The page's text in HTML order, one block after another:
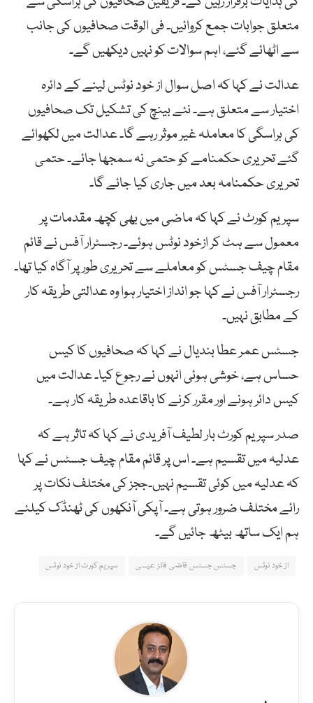
متعلق جوابات جمع کروائیں۔ فی الوقت صحافیوں کی جانب
سے اٹھائے گئے، اہم سوالات کو نہیں دیکھیں گے۔
عدالت نے کہا کہ اصل سوال از خود نوٹس لینے کے دائرہ
اختیار سے متعلق ہے۔ نئے بینچ کی تشکیل تک صحافیوں
کی ہراسگی کا معاملہ غیر موثر رہے گا۔ عدالت میں لکھوائے
گئے تحریری حکمنامے کو حتمی نہ سمجھا جائے۔ حتمی
تحریری حکمنامہ بعد میں جاری کیا جائے گا۔
سپریم کورٹ نے کہا کہ ماضی میں بھی کچھ مقدمات پر
معمول سے ہٹ کر ازخود نوٹس ہوئے۔ رجسٹرار آفس نے قائم
مقام چیف جسٹس کو معاملے سے تحریری طور پر آگاہ کیا تھا۔
رجسٹرار آفس نے کہا جو انداز اختیار ہوا وہ عدالتی طریقہ کار
کے مطابق نہیں۔
جسٹس عمر عطا بندیال نے کہا کہ صحافیوں کا کیس
حساس ہے، خوشی ہوئی انہوں نے رجوع کیا۔ عدالت میں
کیس دائر ہونے اور مقرر کرنے کا باقاعدہ طریقہ کار ہے۔
صدر سپریم کورٹ بار لطیف آفریدی نے کہا کہ تاثر ہے کہ
عدلیہ میں تقسیم ہے۔ اس پر قائم مقام چیف جسٹس نے کہا
کہ عدلیہ میں کوئی تقسیم نہیں۔ججز کی مختلف نکات پر
رائے مختلف ضرور ہوتی ہے۔ آپکی آنکھوں کی ٹھنڈک کیلئے
ہم ایک ساتھ بیٹھ جائیں گے۔
از خود نوٹس جسٹس جسٹس قاضی فائز عیسیٰ سپریم کورٹ از خود نوٹس